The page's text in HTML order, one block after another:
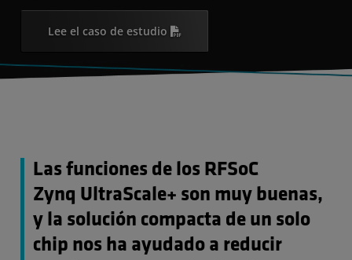
Lee el caso de estudio
Las funciones de los RFSoC
Zynq UltraScale+ son muy buenas,
y la solución compacta de un solo
chip nos ha ayudado a reducir